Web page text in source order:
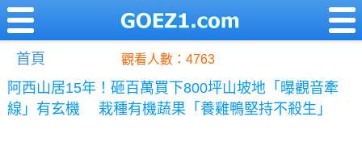
首頁 觀看人數：4763
阿西山居15年！砸百萬買下800坪山坡地「曝觀音牽
線」有玄機 栽種有機蔬果「養雞鴨堅持不殺生」